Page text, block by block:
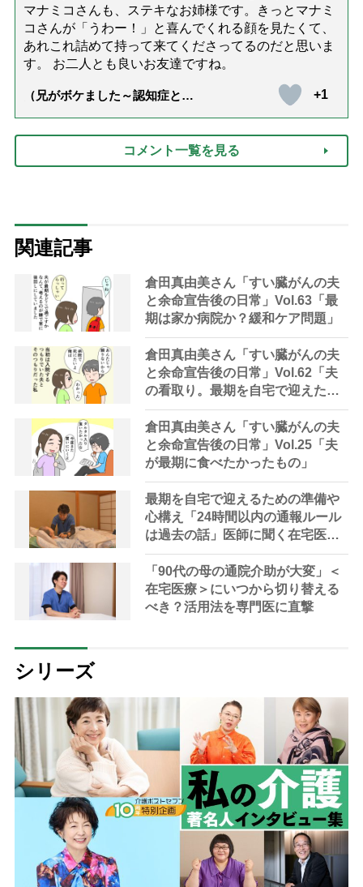
マナミコさんも、ステキなお姉様です。きっとマナミ
コさんが「うわー！」と喜んでくれる顔を見たくて、
あれこれ詰めて持って来てくださってるのだと思いま
す。 お二人とも良いお友達ですね。
（兄がボケました～認知症と介
達』が届きました」）
+1
コメント一覧を見る
関連記事
倉田真由美さん「すい臓がんの夫
と余命宣告後の日常」Vol.63「最
期は家か病院か？緩和ケア問題」
倉田真由美さん「すい臓がんの夫
と余命宣告後の日常」Vol.62「夫
の看取り。最期を自宅で迎えた理
由」
倉田真由美さん「すい臓がんの夫
と余命宣告後の日常」Vol.25「夫
が最期に食べたかったもの」
最期を自宅で迎えるための準備や
心構え「24時間以内の通報ルール
は過去の話」医師に聞く在宅医療
と看取りの最新事情
「90代の母の通院介助が大変」＜
在宅医療＞にいつから切り替える
べき？活用法を専門医に直撃
シリーズ